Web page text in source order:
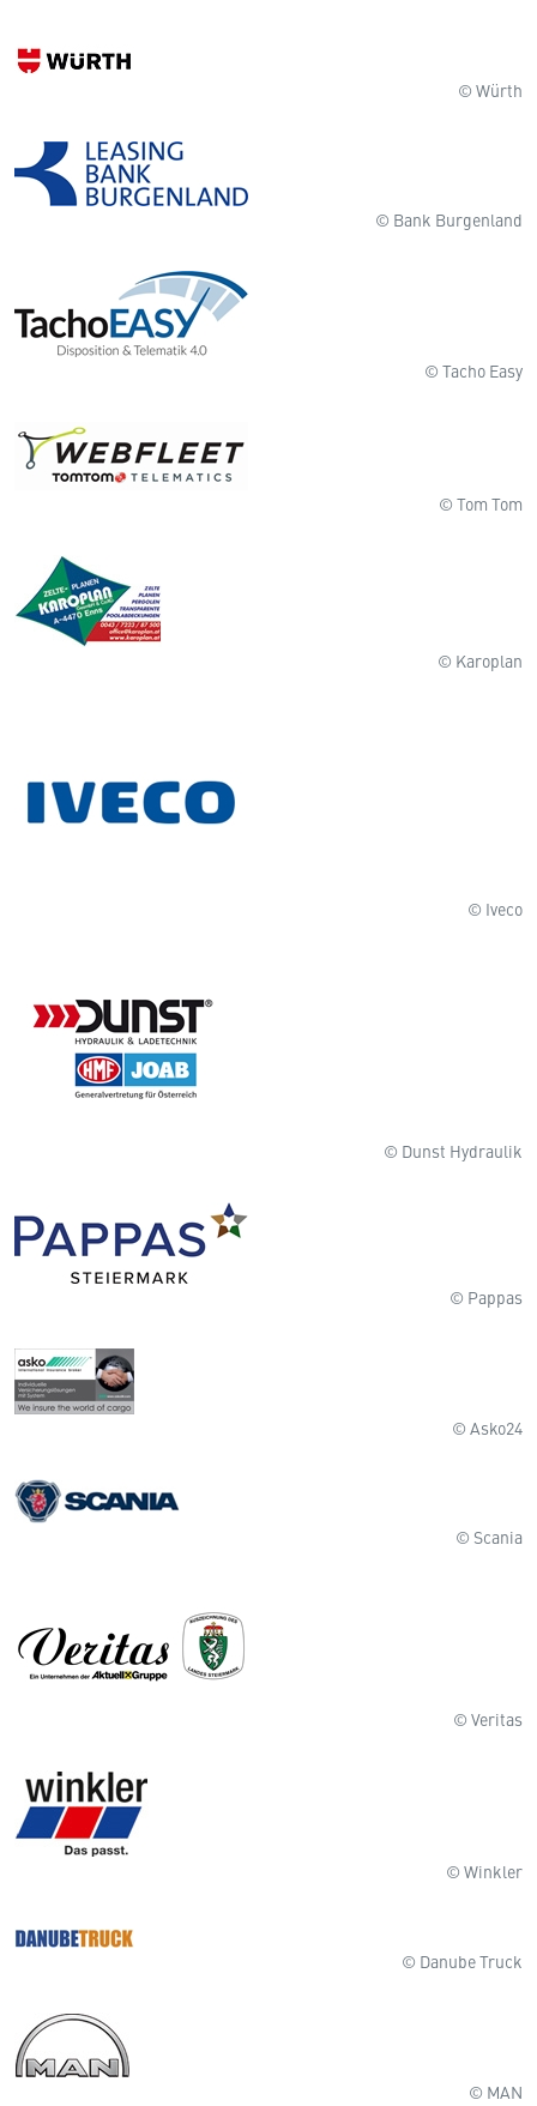
© Würth
© Bank Burgenland
© Tacho Easy
© Tom Tom
© Karoplan
© Iveco
© Dunst Hydraulik
© Pappas
© Asko24
© Scania
© Veritas
© Winkler
© Danube Truck
© MAN